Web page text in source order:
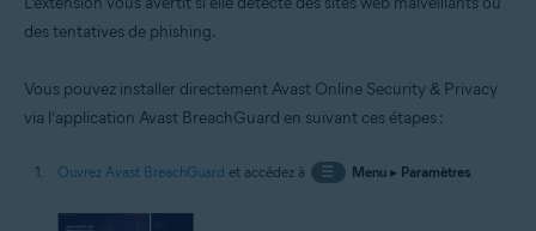
des tentatives de phishing.
Vous pouvez installer directement Avast Online Security & Privacy
via l’application Avast BreachGuard en suivant ces étapes :
Ouvrez Avast BreachGuard et accédez à ☰ Menu▸ Paramètres.